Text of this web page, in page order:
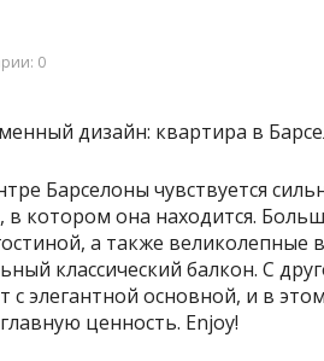
0
Барселоны чувствуется
котором она находится.
а также великолепные
классический балкон. С
элегантной основной, и в
ценность. Enjoy!